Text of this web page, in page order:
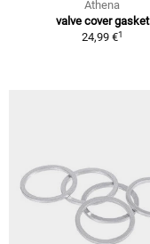
Athena
valve cover gasket
24,99 €1